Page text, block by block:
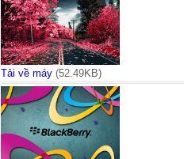
Tải về máy(52.49KB)